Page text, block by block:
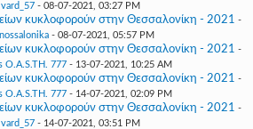
vard_57- 08-07-2021, 03:27 PM
κυκλοφορούν στην Θεσσαλονίκη - 2021 -
- 08-07-2021, 05:57 PM
κυκλοφορούν στην Θεσσαλονίκη - 2021 -
O.A.S.TH. 777- 13-07-2021, 10:25 AM
κυκλοφορούν στην Θεσσαλονίκη - 2021 -
O.A.S.TH. 777- 14-07-2021, 02:09 PM
κυκλοφορούν στην Θεσσαλονίκη - 2021 -
vard_57- 14-07-2021, 03:51 PM